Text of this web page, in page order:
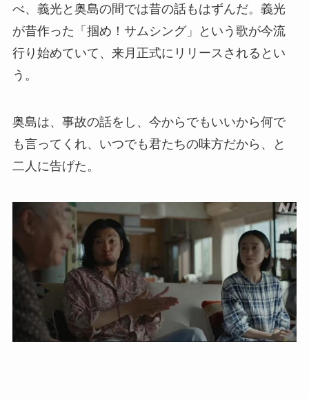
べ、義光と奥島の間では昔の話もはずんだ。義光
が昔作った「掴め！サムシング」という歌が今流
行り始めていて、来月正式にリリースされるとい
う。
奥島は、事故の話をし、今からでもいいから何で
も言ってくれ、いつでも君たちの味方だから、と
二人に告げた。